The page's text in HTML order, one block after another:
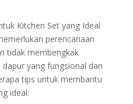
Kitchen Set yang Ideal
perencanaan
tidak membengkak
yang fungsional dan
tips untuk membantu
ideal: